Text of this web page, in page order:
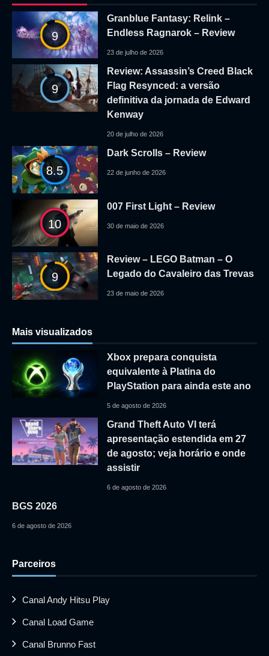
9
Granblue Fantasy: Relink –
Endless Ragnarok – Review
23 de julho de 2026
9
Review: Assassin’s Creed Black
Flag Resynced: a versão
definitiva da jornada de Edward
Kenway
20 de julho de 2026
8.5
Dark Scrolls – Review
22 de junho de 2026
10
007 First Light – Review
30 de maio de 2026
9
Review – LEGO Batman – O
Legado do Cavaleiro das Trevas
23 de maio de 2026
Mais visualizados
Xbox prepara conquista
equivalente à Platina do
PlayStation para ainda este ano
5 de agosto de 2026
Grand Theft Auto VI terá
apresentação estendida em 27
de agosto; veja horário e onde
assistir
6 de agosto de 2026
BGS 2026
6 de agosto de 2026
Parceiros
Canal Andy Hitsu Play
Canal Load Game
Canal Brunno Fast